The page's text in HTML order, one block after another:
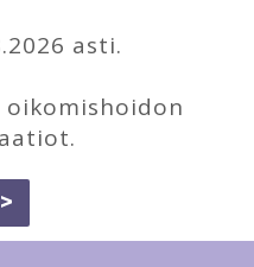
asti.
oikomishoidon